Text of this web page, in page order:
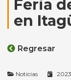
Feria
en
Regresar
Noticias